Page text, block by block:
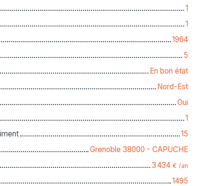
1
1
1964
5
En bon état
Nord-Est
Oui
1
15
Grenoble 38000 - CAPUCHE
3 434 € /an
1495